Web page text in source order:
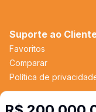
Suporte ao
Favoritos
Comparar
Política de